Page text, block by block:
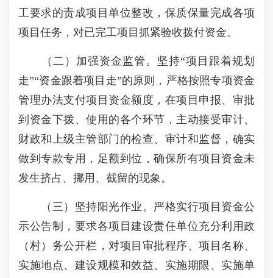
工要求的责成项目单位整改，保质保量完成各项
项目任务，对已完工项目抓紧验收拨付资金。
（二）加强资金监管。坚持“项目跟着规划
走”“资金跟着项目走”的原则，严格按照专项资金
管理办法支付项目资金额度，在项目申报、审批
到资金下拨、使用的各个环节，主动接受审计、
财政和上级主管部门的检查、审计和监督，确实
做到专款专用，足额到位，确保所有项目资金未
发生挤占、挪用、截留的现象。
（三）坚持阳光作业。严格实行项目资金公
示公告制，要求各项目建设责任单位充分利用政
（村）务公开栏，对项目审批程序、项目名称、
实施地点、建设规模和效益、实施期限、实施单